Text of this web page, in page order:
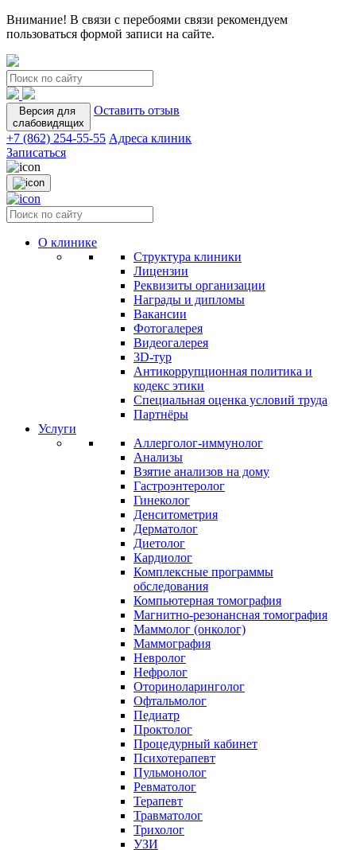
Внимание! В связи с перебоями связи рекомендуем
пользоваться формой записи на сайте.
Версия для
слабовидящих
Оставить отзыв
+7 (862) 254-55-55 Адреса клиник
Записаться
О клинике
Структура клиники
Лицензии
Реквизиты организации
Награды и дипломы
Вакансии
Фотогалерея
Видеогалерея
3D-тур
Антикоррупционная политика и
кодекс этики
Специальная оценка условий труда
Партнёры
Услуги
Аллерголог-иммунолог
Анализы
Взятие анализов на дому
Гастроэнтеролог
Гинеколог
Денситометрия
Дерматолог
Диетолог
Кардиолог
Комплексные программы
обследования
Компьютерная томография
Магнитно-резонансная томография
Маммолог (онколог)
Маммография
Невролог
Нефролог
Оториноларинголог
Офтальмолог
Педиатр
Проктолог
Процедурный кабинет
Психотерапевт
Пульмонолог
Ревматолог
Терапевт
Травматолог
Трихолог
УЗИ